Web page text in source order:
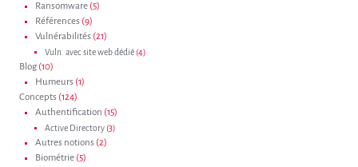
Ransomware (5)
Références (9)
Vulnérabilités (21)
Vuln. avec site web dédié (4)
Blog(10)
Humeurs (1)
Concepts (124)
Authentification (15)
Active Directory (3)
Autres notions (2)
Biométrie (5)